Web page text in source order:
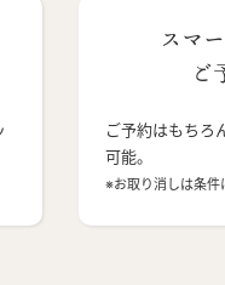
スマ
ご
ご予約はもちろ
可能。
※お取り消しは条件